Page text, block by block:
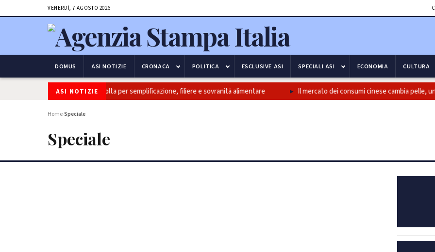
VENERDÌ, 7 AGOSTO 2026
DOMUS ASI NOTIZIE CRONACA POLITICA ESCLUSIVE ASI SPECIALI ASI ECONOMIA CULTURA
ASI NOTIZIE
Coldiretti, ok Camera e’ svolta per semplificazione, filiere e sovranità alimentare Il mercato dei consumi cinese cambia pelle, un
HomeSpeciale
Speciale